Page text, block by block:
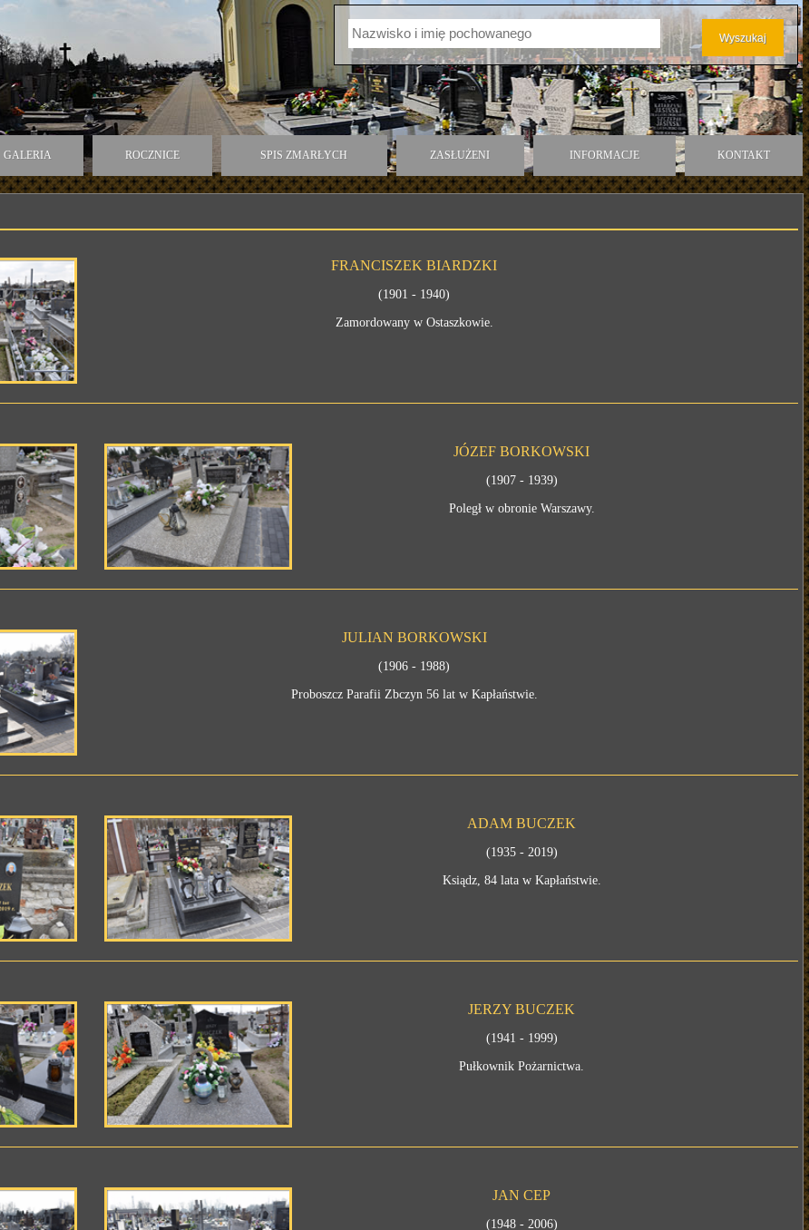
GALERIA ROCZNICE SPIS ZMARŁYCH ZASŁUŻENI INFORMACJE KONTAKT
FRANCISZEK BIARDZKI
(1901 - 1940)
Zamordowany w Ostaszkowie.
JÓZEF BORKOWSKI
(1907 - 1939)
Poległ w obronie Warszawy.
JULIAN BORKOWSKI
(1906 - 1988)
Proboszcz Parafii Zbczyn 56 lat w Kapłaństwie.
ADAM BUCZEK
(1935 - 2019)
Ksiądz, 84 lata w Kapłaństwie.
JERZY BUCZEK
(1941 - 1999)
Pułkownik Pożarnictwa.
JAN CEP
(1948 - 2006)